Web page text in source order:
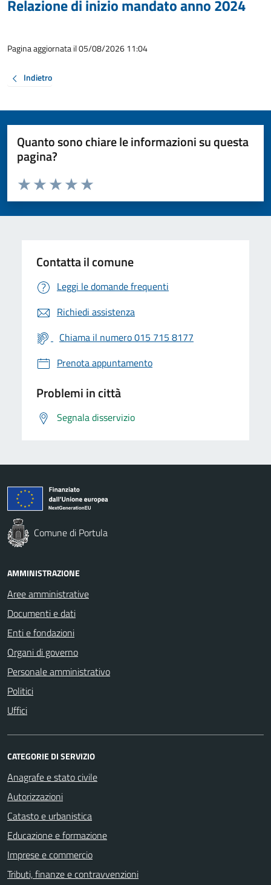
Relazione di inizio mandato anno 2024
Pagina aggiornata il 05/08/2026 11:04
Indietro
Quanto sono chiare le informazioni su questa
pagina?
Valuta da 1 a 5 stelle la pagina
Valuta 5 stelle su 5
Valuta 4 stelle su 5
Valuta 3 stelle su 5
Valuta 2 stelle su 5
Valuta 1 stelle su 5
Contatta il comune
Leggi le domande frequenti
Richiedi assistenza
Chiama il numero 015 715 8177
Prenota appuntamento
Problemi in città
Segnala disservizio
Comune di Portula
AMMINISTRAZIONE
Aree amministrative
Documenti e dati
Enti e fondazioni
Organi di governo
Personale amministrativo
Politici
Uffici
CATEGORIE DI SERVIZIO
Anagrafe e stato civile
Autorizzazioni
Catasto e urbanistica
Educazione e formazione
Imprese e commercio
Tributi, finanze e contravvenzioni